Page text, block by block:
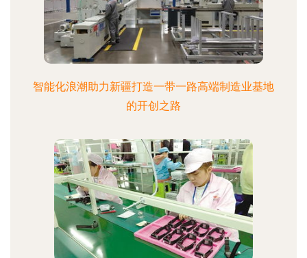
智能化浪潮助力新疆打造一带一路高端制造业基地
的开创之路